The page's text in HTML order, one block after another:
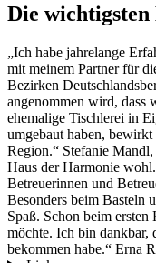
Die
„Ich habe jahrelange
mit meinem Partner für
Bezirken
angenommen wird, dass
ehemalige Tischlerei in
umgebaut haben,
Region.“ Stefanie
Haus der Harmonie
Betreuerinnen und
Besonders beim Basteln
Spaß. Schon beim
möchte. Ich bin dankbar,
bekommen habe.“ Erna